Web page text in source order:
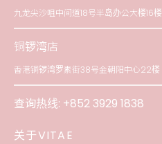
九龙尖沙咀中间道18号半岛办公大楼16楼
铜锣湾店
香港铜锣湾罗素街38号金朝阳中心22楼
查询热线: +852 3929 1838
关于VITAE